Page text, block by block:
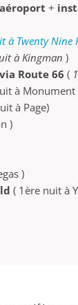
+
à Twenty Nine
à Kingman )
Route 66 (
à Monument
à Page)
)
)
( 1ère nuit à